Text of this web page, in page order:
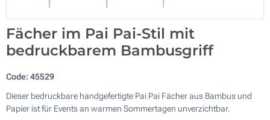
Fächer im Pai Pai-Stil mit
bedruckbarem Bambusgriff
Code:45529
Dieser bedruckbare handgefertigte Pai Pai Fächer aus Bambus und
Papier ist für Events an warmen Sommertagen unverzichtbar.